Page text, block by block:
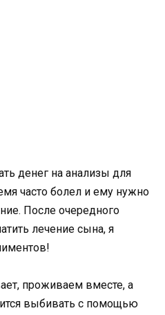
денег на анализы для
часто болел и ему нужно
После очередного
лечение сына, я
проживаем вместе, а
выбивать с помощью